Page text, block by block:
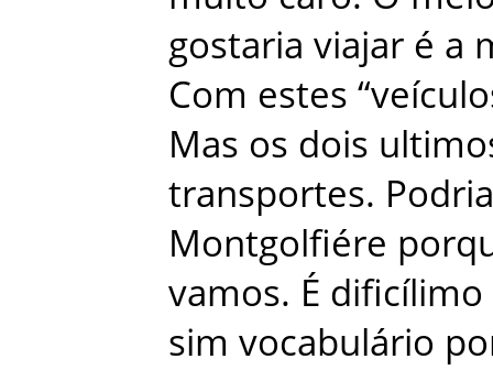
gostaria viajar é a
Com estes “
Mas os dois
transportes. Podria
Montgolfiére
vamos. É dificílimo
sim vocabulário